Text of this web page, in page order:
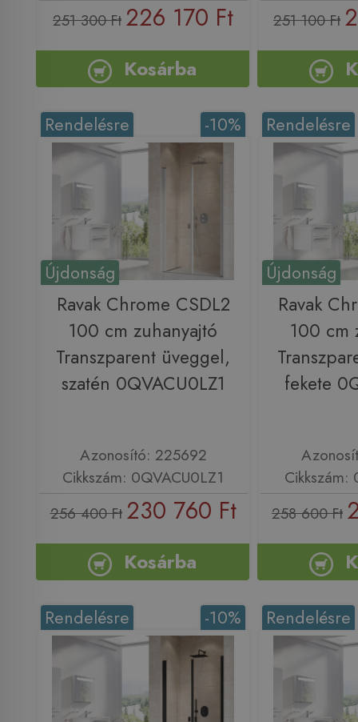
251 300 Ft 226 170 Ft
Kosárba
251 100 Ft
Újdonság
-10%
Rendelésre
Ravak Chrome CSDL2
100 cm zuhanyajtó
Transzparent üveggel,
szatén 0QVACU0LZ1
Azonosító: 225692
Cikkszám: 0QVACU0LZ1
256 400 Ft 230 760 Ft
Kosárba
Újdonság
Rendelésre
Ravak
100 cm
fekete
Cikkszám:
258 600 Ft
-10%
Rendelésre Rendelésre